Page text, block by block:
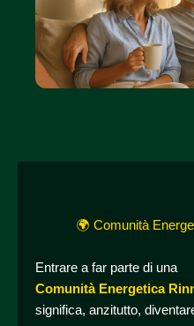
🌍 Comunità
Entrare a far parte di una
Comunità Energetica
significa, anzitutto,